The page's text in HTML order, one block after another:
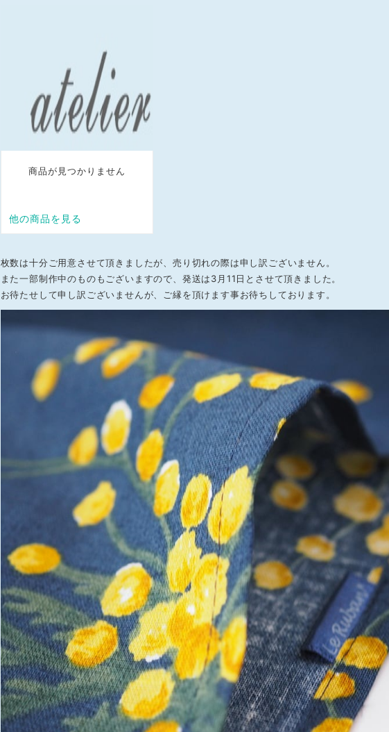
枚数は十分ご用意させて頂きましたが、売り切れの際は申し訳ございません。
また一部制作中のものもございますので、発送は3月11日とさせて頂きました。
お待たせして申し訳ございませんが、ご縁を頂けます事お待ちしております。